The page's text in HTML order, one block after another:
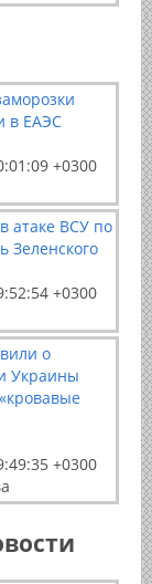
в ЕАЭС
+0300
атаке ВСУ по
Зеленского
+0300
о
Украины
+0300